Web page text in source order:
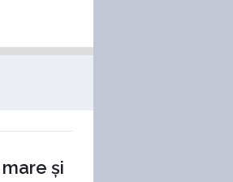
și